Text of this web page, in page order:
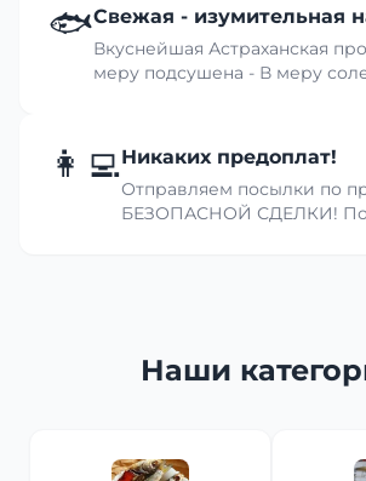
🐟Свежая - изумительная
Вкуснейшая Астраханская
меру подсушена - В меру
👩‍💻Никаких предоплат!
Отправляем посылки по
БЕЗОПАСНОЙ СДЕЛКИ!
Наши